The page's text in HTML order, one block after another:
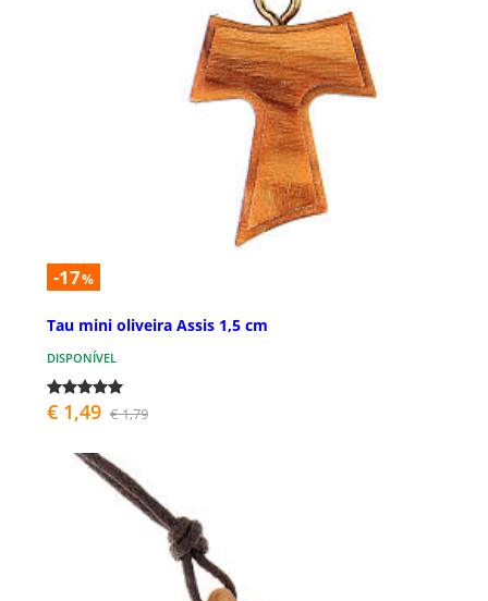
-17%
Tau mini oliveira Assis 1,5 cm
DISPONÍVEL
€ 1,49 € 1,79